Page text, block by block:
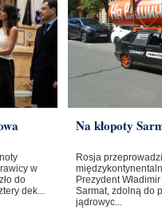
w
do
dek...
Na kłopoty
Rosja
Prezydent
Sarmat, zdolną do
jądrowyc...